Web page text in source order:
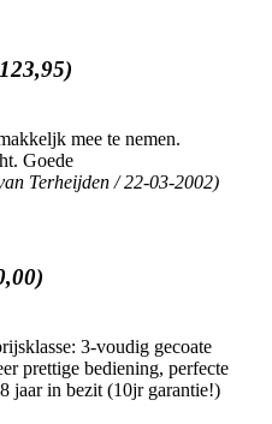
mee te nemen.
Goede
Terheijden / 22-03-2002)
3-voudig gecoate
prettige bediening, perfecte
jaar in bezit (10jr garantie!)